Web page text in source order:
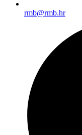
rmb@rmb.hr